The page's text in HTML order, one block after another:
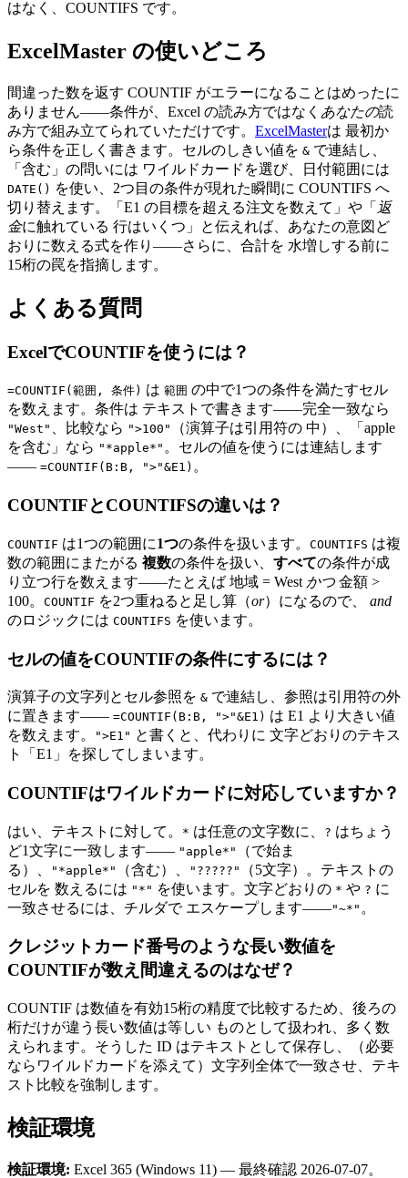
はなく、COUNTIFS です。
ExcelMaster の使いどころ
間違った数を返す COUNTIF がエラーになることはめったに
ありません——条件が、Excel の読み方ではなく あなたの読
み方で組み立てられていただけです。 ExcelMasterは 最初か
ら条件を正しく書きます。セルのしきい値を & で連結し、
「含む」の問いには ワイルドカードを選び、日付範囲には
DATE() を使い、2つ目の条件が現れた瞬間に COUNTIFS へ
切り替えます。「E1 の目標を超える注文を数えて」や「 返
金に触れている 行はいくつ」と伝えれば、あなたの意図ど
おりに数える式を作り——さらに、合計を 水増しする前に
15桁の罠を指摘します。
よくある質問
ExcelでCOUNTIFを使うには？
=COUNTIF(範囲, 条件) は 範囲 の中で1つの条件を満たすセル
を数えます。条件は テキストで書きます——完全一致なら
"West" 、比較なら ">100"
（演算子は引用符の 中）、「apple
を含む」なら "*apple*" 。セルの値を使うには連結します
—— =COUNTIF(B:B, ">"&E1) 。
COUNTIFとCOUNTIFSの違いは？
COUNTIF は1つの範囲に1つの条件を扱います。 COUNTIFS は複
数の範囲にまたがる 複数の条件を扱い、 すべての条件が成
り立つ行を数えます——たとえば 地域 = West かつ 金額 >
100。 COUNTIF を2つ重ねると足し算（or）になるので、 and
のロジックには COUNTIFS を使います。
セルの値をCOUNTIFの条件にするには？
演算子の文字列とセル参照を & で連結し、参照は引用符の外
に置きます—— =COUNTIF(B:B, ">"&E1) は E1 より大きい値
を数えます。
">E1" と書くと、代わりに 文字どおりのテキス
ト「E1」を探してしまいます。
COUNTIFはワイルドカードに対応していますか？
はい、テキストに対して。 * は任意の文字数に、 ? はちょう
ど1文字に一致します—— "apple*"
（で始ま
る）、
"*apple*" （含む）、 "?????"
（5文字）。テキストの
セルを 数えるには "*" を使います。文字どおりの * や ? に
一致させるには、チルダで エスケープします——"~*" 。
クレジットカード番号のような長い数値を
COUNTIFが数え間違えるのはなぜ？
COUNTIF は数値を有効15桁の精度で比較するため、後ろの
桁だけが違う長い数値は等しい ものとして扱われ、多く数
えられます。そうした ID はテキストとして保存し、（必要
ならワイルドカードを添えて）文字列全体で一致させ、テキ
スト比較を強制します。
検証環境
検証環境: Excel 365 (Windows 11) — 最終確認 2026-07-07。